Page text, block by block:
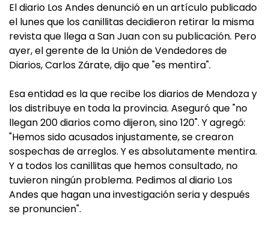
El diario Los Andes denunció en un artículo publicado
el lunes que los canillitas decidieron retirar la misma
revista que llega a San Juan con su publicación. Pero
ayer, el gerente de la Unión de Vendedores de
Diarios, Carlos Zárate, dijo que "es mentira".
Esa entidad es la que recibe los diarios de Mendoza y
los distribuye en toda la provincia. Aseguró que "no
llegan 200 diarios como dijeron, sino 120". Y agregó:
"Hemos sido acusados injustamente, se crearon
sospechas de arreglos. Y es absolutamente mentira.
Y a todos los canillitas que hemos consultado, no
tuvieron ningún problema. Pedimos al diario Los
Andes que hagan una investigación seria y después
se pronuncien".